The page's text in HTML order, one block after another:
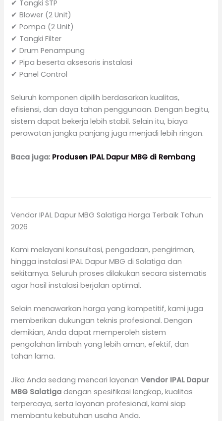
✔ Tangki STP
✔ Blower (2 Unit)
✔ Pompa (2 Unit)
✔ Tangki Filter
✔ Drum Penampung
✔ Pipa beserta aksesoris instalasi
✔ Panel Control
Seluruh komponen dipilih berdasarkan kualitas,
efisiensi, dan daya tahan penggunaan. Dengan begitu,
sistem dapat bekerja lebih stabil. Selain itu, biaya
perawatan jangka panjang juga menjadi lebih ringan.
Baca juga: Produsen IPAL Dapur MBG di Rembang
Vendor IPAL Dapur MBG Salatiga Harga Terbaik Tahun
2026
Kami melayani konsultasi, pengadaan, pengiriman,
hingga instalasi IPAL Dapur MBG di Salatiga dan
sekitarnya. Seluruh proses dilakukan secara sistematis
agar hasil instalasi berjalan optimal.
Selain menawarkan harga yang kompetitif, kami juga
memberikan dukungan teknis profesional. Dengan
demikian, Anda dapat memperoleh sistem
pengolahan limbah yang lebih aman, efektif, dan
tahan lama.
Jika Anda sedang mencari layananVendor IPAL Dapur
MBG Salatigadengan spesifikasi lengkap, kualitas
terpercaya, serta layanan profesional, kami siap
membantu kebutuhan usaha Anda.